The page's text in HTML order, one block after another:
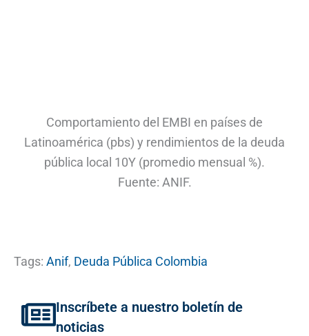
Comportamiento del EMBI en países de
Latinoamérica (pbs) y rendimientos de la deuda
pública local 10Y (promedio mensual %).
Fuente: ANIF.
Tags: Anif, Deuda Pública Colombia
Inscríbete a nuestro boletín de
noticias